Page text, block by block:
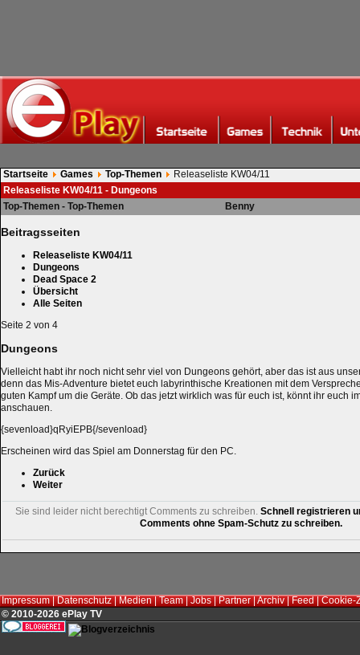
Startseite Games Top-Themen
Releaseliste KW04/11
Releaseliste KW04/11 - Dungeons
Top-Themen - Top-Themen
Benny
Beitragsseiten
Releaseliste KW04/11
Dungeons
Dead Space 2
Übersicht
Alle Seiten
Seite 2 von 4
Dungeons
Vielleicht habt ihr noch nicht sehr viel von Dungeons gehört, aber das ist aus
denn das Mis-Adventure bietet euch labyrinthische Kreationen mit dem
guten Kampf um die Geräte. Ob das jetzt wirklich was für euch ist, könnt ihr euch
anschauen.
{sevenload}qRyiEPB{/sevenload}
Erscheinen wird das Spiel am Donnerstag für den PC.
Zurück
Weiter
Sie sind leider nicht berechtigt Comments zu schreiben. Schnell registrieren
Comments ohne Spam-Schutz zu schreiben.
Impressum|Datenschutz|Medien|Team|Jobs|Partner|Archiv|Feed|Cookie-
© 2010-2026 ePlay TV